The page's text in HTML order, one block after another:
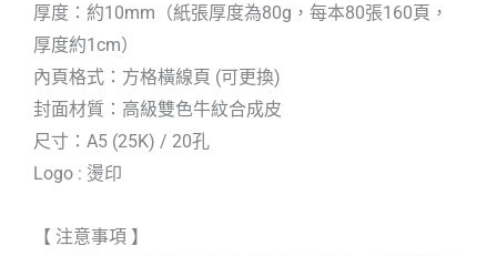
厚度：約10mm（紙張厚度為80g，每本80張160頁，
厚度約1cm）
內頁格式：方格橫線頁 (可更換)
封面材質：高級雙色牛紋合成皮
尺寸：A5 (25K) / 20孔
Logo : 燙印
【 注意事項 】